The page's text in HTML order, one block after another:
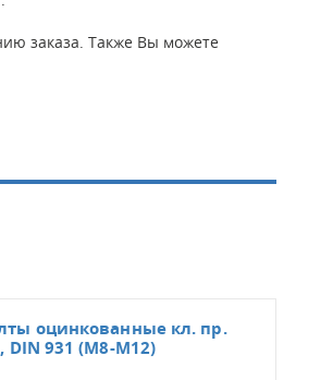
заказа. Также Вы можете
оцинкованные кл. пр.
DIN 931 (М8-М12)